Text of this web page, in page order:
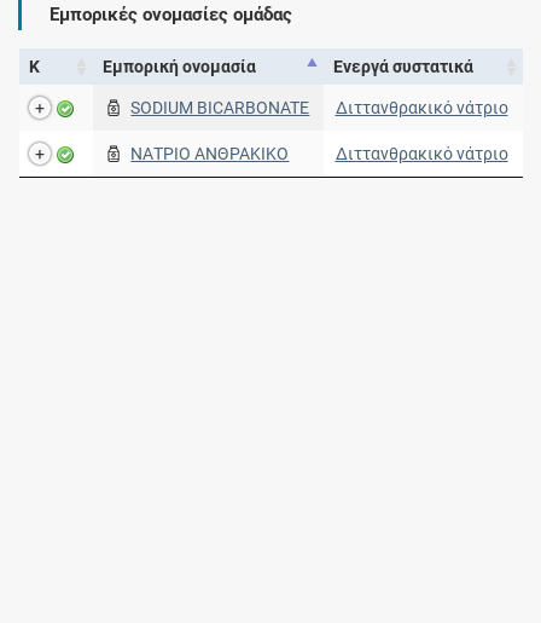
Εμπορικές ονομασίες ομάδας
Κ Εμπορική ονομασία Ενεργά συστατικά
SODIUM BICARBONATE Διττανθρακικό νάτριο
ΝΑΤΡΙΟ ΑΝΘΡΑΚΙΚΟ Διττανθρακικό νάτριο